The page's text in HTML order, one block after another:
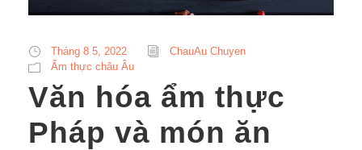
Tháng 8 5, 2022
ChauAu Chuyen
Ẩm thực châu Âu
Văn hóa ẩm thực
Pháp và món ăn